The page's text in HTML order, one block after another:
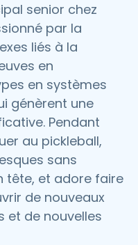
senior chez
par la
liés à la
en
en systèmes
génèrent une
Pendant
au pickleball,
sans
tête, et adore faire
de nouveaux
et de nouvelles